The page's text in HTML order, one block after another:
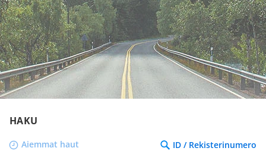
HAKU
Aiemmat haut ID / Rekisterinumero